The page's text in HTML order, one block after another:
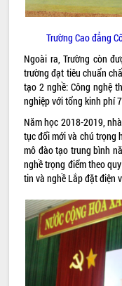
Trường Cao đẳng
Ngoài ra, Trường còn
trường đạt tiêu chuẩn
tạo 2 nghề: Công nghệ
nghiệp với tổng kinh phí
Năm học 2018-2019,
tục đổi mới và chú trọng
mô đào tạo trung bình
nghề trọng điểm theo
tin và nghề Lắp đặt điện